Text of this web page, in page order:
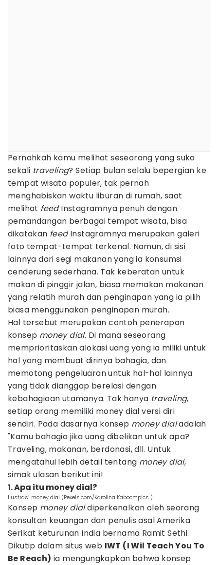
Pernahkah kamu melihat seseorang yang suka
sekali traveling? Setiap bulan selalu bepergian ke
tempat wisata populer, tak pernah
menghabiskan waktu liburan di rumah, saat
melihat feedInstagramnya penuh dengan
pemandangan berbagai tempat wisata, bisa
dikatakan feedInstagramnya merupakan galeri
foto tempat-tempat terkenal. Namun, di sisi
lainnya dari segi makanan yang ia konsumsi
cenderung sederhana. Tak keberatan untuk
makan di pinggir jalan, biasa memakan makanan
yang relatih murah dan penginapan yang ia pilih
biasa menggunakan penginapan murah.
Hal tersebut merupakan contoh penerapan
konsep money dial. Di mana seseorang
memprioritaskan alokasi uang yang ia miliki untuk
hal yang membuat dirinya bahagia, dan
memotong pengeluaran untuk hal-hal lainnya
yang tidak dianggap berelasi dengan
kebahagiaan utamanya. Tak hanya traveling,
setiap orang memiliki money dial versi diri
sendiri. Pada dasarnya konsep money dialadalah
"Kamu bahagia jika uang dibelikan untuk apa?
Traveling, makanan, berdonasi, dll. Untuk
mengatahui lebih detail tentang money dial,
simak ulasan berikut ini!
1. Apa itu money dial?
Ilustrasi money dial (Pexels.com/Karolina Kaboompics )
Konsep money dialdiperkenalkan oleh seorang
konsultan keuangan dan penulis asal Amerika
Serikat keturunan India bernama Ramit Sethi.
Dikutip dalam situs web IWT (I Wil Teach You To
Be Reach) ia mengungkapkan bahwa konsep